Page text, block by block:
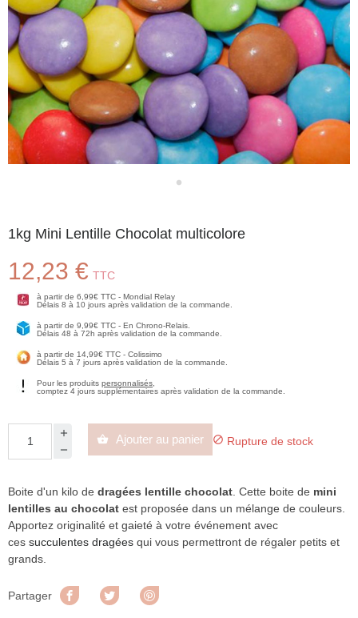
1kg Mini Lentille Chocolat multicolore
12,23 € TTC
à partir de 6,99€ TTC - Mondial Relay
Délais 8 à 10 jours après validation de la commande.
à partir de 9,99€ TTC - En Chrono-Relais.
Délais 48 à 72h après validation de la commande.
à partir de 14,99€ TTC - Colissimo
Délais 5 à 7 jours après validation de la commande.
Pour les produits personnalisés
comptez 4 jours supplémentaires après validation de la commande.
 Ajouter au panier  Rupture de stock
Boite d'un kilo de dragées lentille chocolat . Cette boite de mini
lentilles au chocolat est proposée dans un mélange de couleurs.
Apportez originalité et gaieté à votre événement avec
ces succulentes dragées qui vous permettront de régaler petits et
grands.
Partager Partager Tweet